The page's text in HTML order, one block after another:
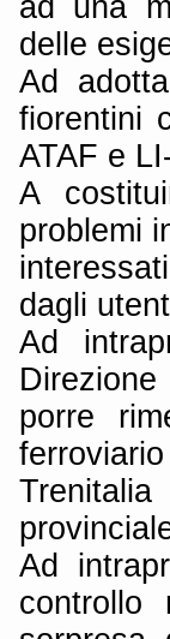
delle
Ad
fiorentini
ATAF e
A
problemi
dagli
Ad
porre
Ad
controllo